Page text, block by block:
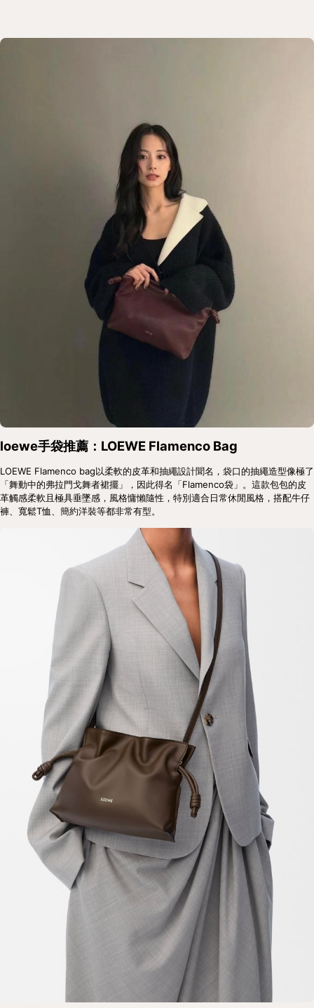
loewe手袋推薦：LOEWE Flamenco Bag
LOEWE Flamenco bag以柔軟的皮革和抽繩設計聞名，袋口的抽繩造型像極了
「舞動中的弗拉門戈舞者裙擺」，因此得名「Flamenco袋」。這款包包的皮
革觸感柔軟且極具垂墜感，風格慵懶隨性，特別適合日常休閒風格，搭配牛仔
褲、寬鬆T恤、簡約洋裝等都非常有型。